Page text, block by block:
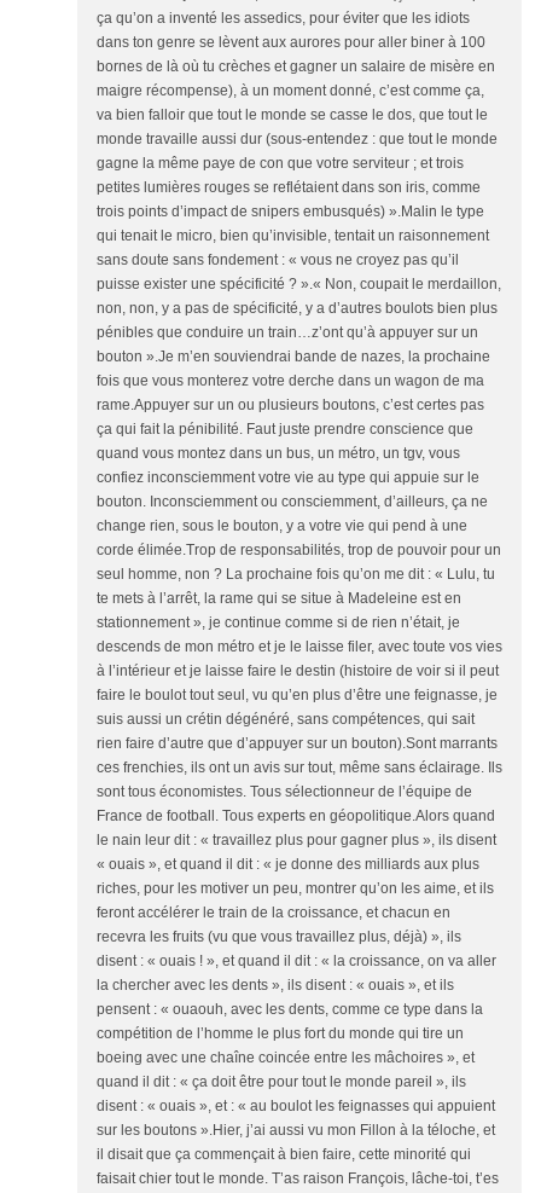
ça qu’on a inventé les assedics, pour éviter que les idiots
dans ton genre se lèvent aux aurores pour aller biner à 100
bornes de là où tu crèches et gagner un salaire de misère en
maigre récompense), à un moment donné, c’est comme ça,
va bien falloir que tout le monde se casse le dos, que tout le
monde travaille aussi dur (sous-entendez : que tout le monde
gagne la même paye de con que votre serviteur ; et trois
petites lumières rouges se reflétaient dans son iris, comme
trois points d’impact de snipers embusqués) ».Malin le type
qui tenait le micro, bien qu’invisible, tentait un raisonnement
sans doute sans fondement : « vous ne croyez pas qu’il
puisse exister une spécificité ? ».« Non, coupait le merdaillon,
non, non, y a pas de spécificité, y a d’autres boulots bien plus
pénibles que conduire un train…z’ont qu’à appuyer sur un
bouton ».Je m’en souviendrai bande de nazes, la prochaine
fois que vous monterez votre derche dans un wagon de ma
rame.Appuyer sur un ou plusieurs boutons, c’est certes pas
ça qui fait la pénibilité. Faut juste prendre conscience que
quand vous montez dans un bus, un métro, un tgv, vous
confiez inconsciemment votre vie au type qui appuie sur le
bouton. Inconsciemment ou consciemment, d’ailleurs, ça ne
change rien, sous le bouton, y a votre vie qui pend à une
corde élimée.Trop de responsabilités, trop de pouvoir pour un
seul homme, non ? La prochaine fois qu’on me dit : « Lulu, tu
te mets à l’arrêt, la rame qui se situe à Madeleine est en
stationnement », je continue comme si de rien n’était, je
descends de mon métro et je le laisse filer, avec toute vos vies
à l’intérieur et je laisse faire le destin (histoire de voir si il peut
faire le boulot tout seul, vu qu’en plus d’être une feignasse, je
suis aussi un crétin dégénéré, sans compétences, qui sait
rien faire d’autre que d’appuyer sur un bouton).Sont marrants
ces frenchies, ils ont un avis sur tout, même sans éclairage. Ils
sont tous économistes. Tous sélectionneur de l’équipe de
France de football. Tous experts en géopolitique.Alors quand
le nain leur dit : « travaillez plus pour gagner plus », ils disent
« ouais », et quand il dit : « je donne des milliards aux plus
riches, pour les motiver un peu, montrer qu’on les aime, et ils
feront accélérer le train de la croissance, et chacun en
recevra les fruits (vu que vous travaillez plus, déjà) », ils
disent : « ouais ! », et quand il dit : « la croissance, on va aller
la chercher avec les dents », ils disent : « ouais », et ils
pensent : « ouaouh, avec les dents, comme ce type dans la
compétition de l’homme le plus fort du monde qui tire un
boeing avec une chaîne coincée entre les mâchoires », et
quand il dit : « ça doit être pour tout le monde pareil », ils
disent : « ouais », et : « au boulot les feignasses qui appuient
sur les boutons ».Hier, j’ai aussi vu mon Fillon à la téloche, et
il disait que ça commençait à bien faire, cette minorité qui
faisait chier tout le monde. T’as raison François, lâche-toi, t’es